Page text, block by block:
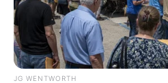
สิ่งที่ฝัน หรือเอามาซื้อของที่อย
แม่สื่อ คอยให้คำแนะนำปรึกษา
เป็นเพียงแอบส่งความรู้สึกดีๆใ
ไป ส่วนคนมีแฟนแล้วต้องแบ่งเ
JG WENTWORTH